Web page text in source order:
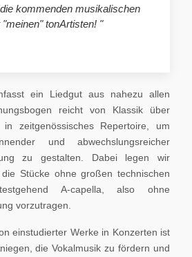
kommenden musikalischen
tonArtisten! "
ein Liedgut aus nahezu allen
reicht von Klassik über
zeitgenössisches Repertoire, um
und abwechslungsreicher
zu gestalten. Dabei legen wir
Stücke ohne großen technischen
A-capella, also ohne
vorzutragen.
einstudierter Werke in Konzerten ist
die Vokalmusik zu fördern und